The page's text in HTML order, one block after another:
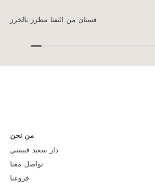
فستان من التفتا مطرز بالخرز
من نحن
دار سعيد قبيسي
تواصل معنا
فروعنا